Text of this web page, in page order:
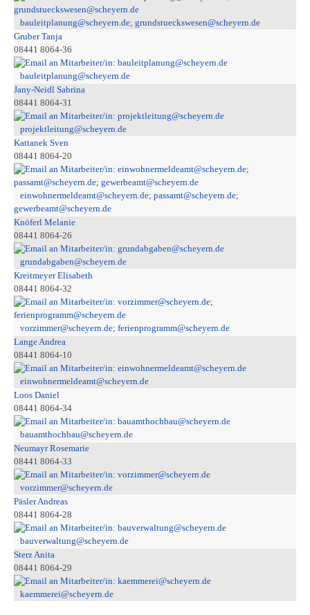
bauleitplanung@scheyern.de; grundstueckswesen@scheyern.de
Gruber Tanja
08441 8064-36
bauleitplanung@scheyern.de
Jany-Neidl Sabrina
08441 8064-31
projektleitung@scheyern.de
Kattanek Sven
08441 8064-20
einwohnermeldeamt@scheyern.de; passamt@scheyern.de;
gewerbeamt@scheyern.de
Knöferl Melanie
08441 8064-26
grundabgaben@scheyern.de
Kreitmeyer Elisabeth
08441 8064-32
vorzimmer@scheyern.de; ferienprogramm@scheyern.de
Lange Andrea
08441 8064-10
einwohnermeldeamt@scheyern.de
Loos Daniel
08441 8064-34
bauamthochbau@scheyern.de
Neumayr Rosemarie
08441 8064-33
vorzimmer@scheyern.de
Päsler Andreas
08441 8064-28
bauverwaltung@scheyern.de
Sterz Anita
08441 8064-29
kaemmerei@scheyern.de